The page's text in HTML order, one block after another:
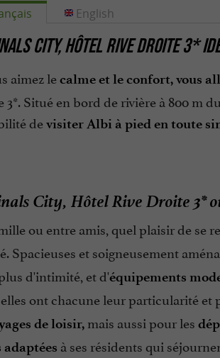
CITY, HÔTEL RIVE DROITE 3*
aimez lecalme et le confort, vous
3*. Situé en bord de rivière à 800 m
devisiter Albi à pied en toute
City, Hôtel Rive Droite 3*
ou entre amis, quel plaisir de se
Spacieuses et soigneusement
d'intimité, et d'équipements
ont chacune leur particularité et
de loisir, mais aussi pour les
à ses résidents qui
English